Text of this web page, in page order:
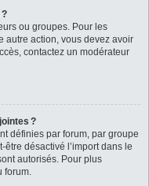
ou groupes. Pour les
autre action, vous devez avoir
contactez un modérateur
?
définies par forum, par groupe
désactivé l’import dans le
autorisés. Pour plus
forum.